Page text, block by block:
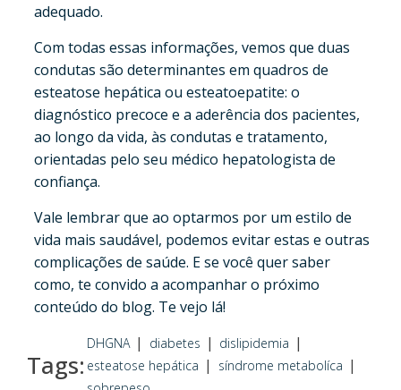
adequado.
Com todas essas informações, vemos que duas
condutas são determinantes em quadros de
esteatose hepática ou esteatoepatite: o
diagnóstico precoce e a aderência dos pacientes,
ao longo da vida, às condutas e tratamento,
orientadas pelo seu médico hepatologista de
confiança.
Vale lembrar que ao optarmos por um estilo de
vida mais saudável, podemos evitar estas e outras
complicações de saúde. E se você quer saber
como, te convido a acompanhar o próximo
conteúdo do blog. Te vejo lá!
Tags:
DHGNA | diabetes | dislipidemia |
esteatose hepática | síndrome metabolíca |